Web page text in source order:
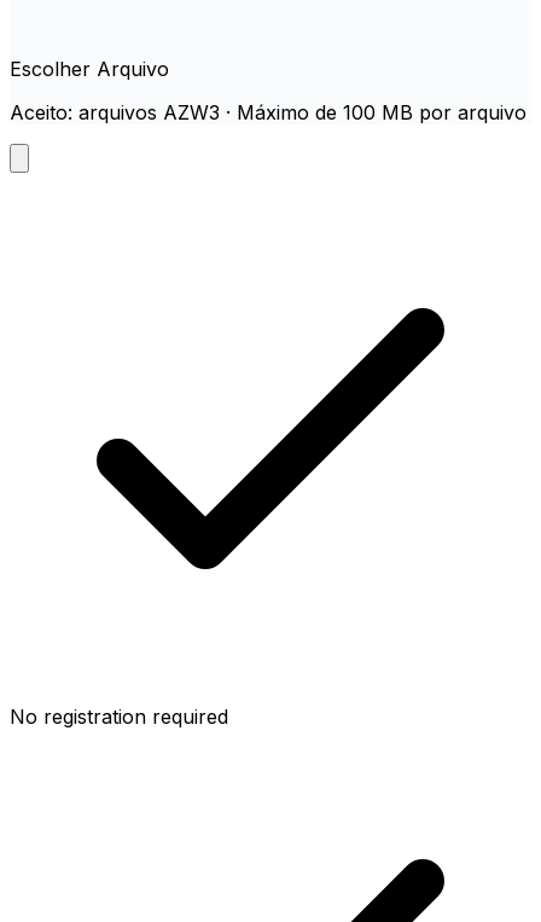
Escolher Arquivo
Aceito: arquivos AZW3 · Máximo de 100 MB por arquivo
No registration required